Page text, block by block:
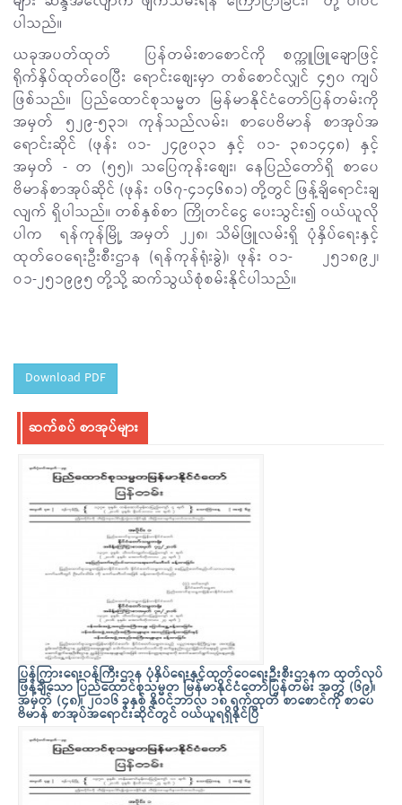
ပါသည်။
ယခုအပတ်ထုတ် ပြန်တမ်းစာစောင်ကို စက္ကူဖြူချောဖြင့်
ရိုက်နှိပ်ထုတ်ဝေပြီး ရောင်းစျေးမှာ တစ်စောင်လျှင် ၄၅၀ ကျပ်
ဖြစ်သည်။ ပြည်ထောင်စုသမ္မတ မြန်မာနိုင်ငံတော်ပြန်တမ်းကို
အမှတ် ၅၂၉-၅၃၁၊ ကုန်သည်လမ်း၊ စာပေဗိမာန် စာအုပ်အ
ရောင်းဆိုင် (ဖုန်း ၀၁- ၂၄၉၀၃၁ နှင့် ၀၁- ၃၈၁၄၄၈) နှင့်
အမှတ် - တ (၅၅)၊ သပြေကုန်းစျေး၊ နေပြည်တော်ရှိ စာပေ
ဗိမာန်စာအုပ်ဆိုင် (ဖုန်း ၀၆၇-၄၁၄၆၈၁) တို့တွင် ဖြန့်ချိရောင်းချ
လျက် ရှိပါသည်။ တစ်နှစ်စာ ကြိုတင်ငွေ ပေးသွင်း၍ ဝယ်ယူလို
ပါက ရန်ကုန်မြို့ အမှတ် ၂၂၈၊ သိမ်ဖြူလမ်းရှိ ပုံနှိပ်ရေးနှင့်
ထုတ်ဝေရေးဦးစီးဌာန (ရန်ကုန်ရုံးခွဲ)၊ ဖုန်း ဝ၁- ၂၅၁၈၉၂၊
ဝ၁-၂၅၁၉၉၅ တို့သို့ ဆက်သွယ်စုံစမ်းနိုင်ပါသည်။
Download PDF
ဆက်စပ် စာအုပ်များ
ပြန်ကြားရေးဝန်ကြီးဌာန ပုံနှိပ်ရေးနှင့်ထုတ်ဝေရေးဦးစီးဌာနက ထုတ်လုပ်
ဖြန့်ချိသော ပြည်ထောင်စုသမ္မတ မြန်မာနိုင်ငံတော်ပြန်တမ်း အတွဲ (၆၉)၊
အမှတ် (၄၈)၊ ၂၀၁၆ ခုနှစ် နိုဝင်ဘာလ ၁၈ ရက်ထုတ် စာစောင်ကို စာပေ
ဗိမာန် စာအုပ်အရောင်းဆိုင်တွင် ဝယ်ယူရရှိနိုင်ပြီ